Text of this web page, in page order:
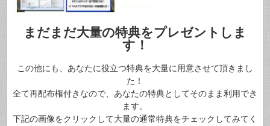
まだまだ大量の特典をプレゼントしま
す！
この他にも、あなたに役立つ特典を大量に用意させて頂きまし
た！
全て再配布権付きなので、あなたの特典としてそのまま利用でき
ます。
下記の画像をクリックして大量の通常特典をチェックしてみてく